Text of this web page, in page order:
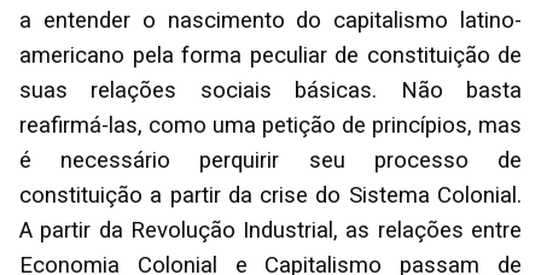
a entender o nascimento do capitalismo latino-
americano pela forma peculiar de constituição de
suas relações sociais básicas. Não basta
reafirmá-las, como uma petição de princípios, mas
é necessário perquirir seu processo de
constituição a partir da crise do Sistema Colonial.
A partir da Revolução Industrial, as relações entre
Economia Colonial e Capitalismo passam de